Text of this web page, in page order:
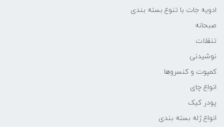
ادویه جات با تنوع بسته بندی
صبحانه
تنقلات
نوشیدنی
کمپوت و کنسروها
انواع چای
پودر کیک
انواع ژله بسته بندی